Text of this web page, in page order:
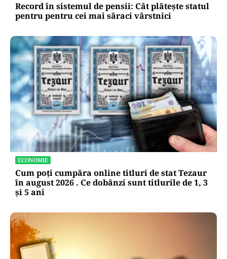
Record în sistemul de pensii: Cât plătește statul
pentru pentru cei mai săraci vârstnici
ECONOMIE
Cum poți cumpăra online titluri de stat Tezaur
în august 2026 . Ce dobânzi sunt titlurile de 1, 3
și 5 ani